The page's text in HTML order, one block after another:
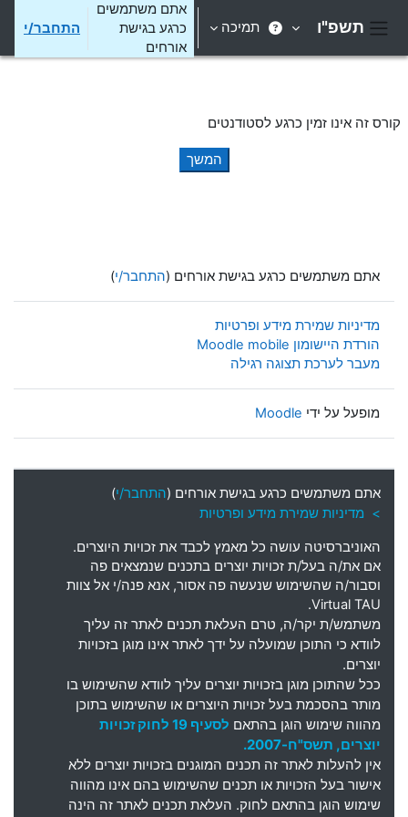
תשפ"ו תמיכה
אתם משתמשים
כרגע בגישת
אורחים
התחבר/י
קורס זה אינו זמין כרגע לסטודנטים
המשך
אתם משתמשים כרגע בגישת אורחים (התחבר/י)
מדיניות שמירת מידע ופרטיות
הורדת היישומון Moodle mobile
מעבר לערכת תצוגה רגילה
מופעל על ידי Moodle
אתם משתמשים כרגע בגישת אורחים (התחבר/י)
> מדיניות שמירת מידע ופרטיות
האוניברסיטה עושה כל מאמץ לכבד את זכויות היוצרים.
אם את/ה בעל/ת זכויות יוצרים בתכנים שנמצאים פה
וסבור/ה שהשימוש שנעשה פה אסור, אנא פנה/י אל צוות
Virtual TAU.
משתמש/ת יקר/ה, טרם העלאת תכנים לאתר זה עליך
לוודא כי התוכן שמועלה על ידך לאתר אינו מוגן בזכויות
יוצרים.
ככל שהתוכן מוגן בזכויות יוצרים עליך לוודא שהשימוש בו
מותר בהסכמת בעל זכויות היוצרים או שהשימוש בתוכן
מהווה שימוש הוגן בהתאם
לסעיף 19 לחוק זכויות
יוצרים, תשס"ח-2007.
אין להעלות לאתר זה תכנים המוגנים בזכויות יוצרים ללא
אישור בעל הזכויות או תכנים שהשימוש בהם אינו מהווה
שימוש הוגן בהתאם לחוק. העלאת תכנים לאתר זה הינה